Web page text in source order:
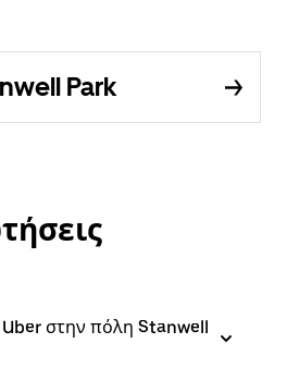
Park
Uber στην πόλη Stanwell